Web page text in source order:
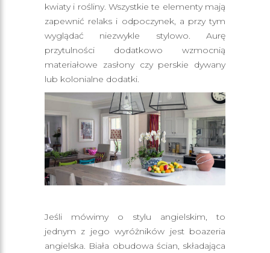
kwiaty i rośliny. Wszystkie te elementy mają
zapewnić relaks i odpoczynek, a przy tym
wyglądać niezwykle stylowo. Aurę
przytulności dodatkowo wzmocnią
materiałowe zasłony czy perskie dywany
lub kolonialne dodatki.
Jeśli mówimy o stylu angielskim, to
jednym z jego wyróżników jest boazeria
angielska. Biała obudowa ścian, składająca